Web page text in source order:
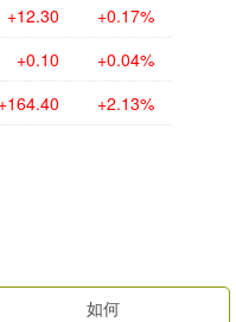
+12.30 +0.17%
+0.10 +0.04%
+164.40 +2.13%
如何